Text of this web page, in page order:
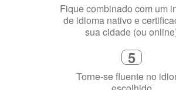
Fique combinado com um
de idioma nativo e
sua cidade (ou
5
Torne-se fluente no